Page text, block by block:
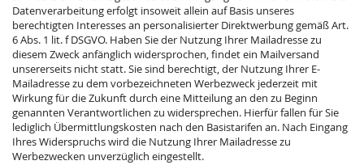
Datenverarbeitung erfolgt insoweit allein auf Basis unseres
berechtigten Interesses an personalisierter Direktwerbung gemäß Art.
6 Abs. 1 lit. f DSGVO. Haben Sie der Nutzung Ihrer Mailadresse zu
diesem Zweck anfänglich widersprochen, findet ein Mailversand
unsererseits nicht statt. Sie sind berechtigt, der Nutzung Ihrer E-
Mailadresse zu dem vorbezeichneten Werbezweck jederzeit mit
Wirkung für die Zukunft durch eine Mitteilung an den zu Beginn
genannten Verantwortlichen zu widersprechen. Hierfür fallen für Sie
lediglich Übermittlungskosten nach den Basistarifen an. Nach Eingang
Ihres Widerspruchs wird die Nutzung Ihrer Mailadresse zu
Werbezwecken unverzüglich eingestellt.